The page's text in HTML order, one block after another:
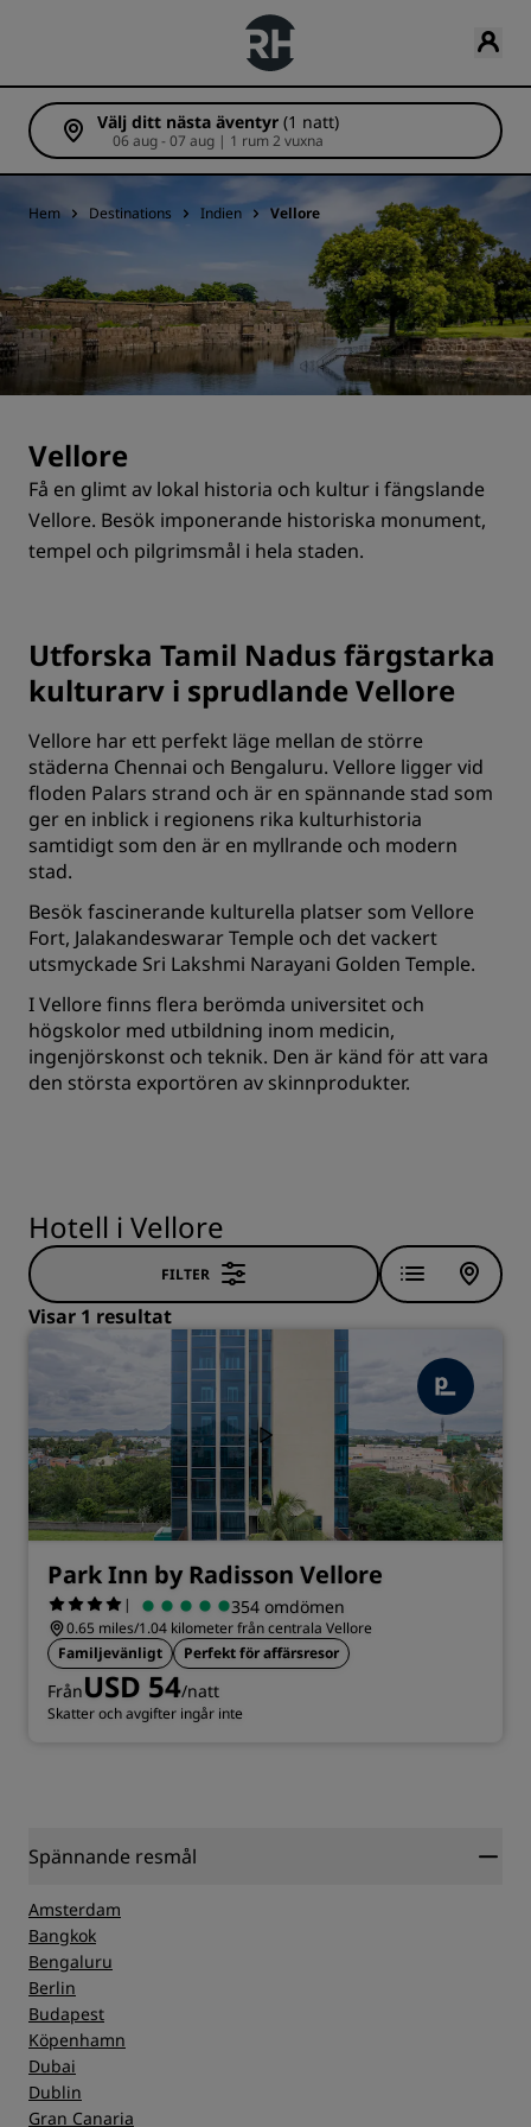
Välj ditt nästa äventyr (1 natt)
06 aug - 07 aug | 1 rum 2 vuxna
Hem Destinations Indien Vellore
Vellore
Få en glimt av lokal historia och kultur i fängslande
Vellore. Besök imponerande historiska monument,
tempel och pilgrimsmål i hela staden.
Utforska Tamil Nadus färgstarka
kulturarv i sprudlande Vellore
Vellore har ett perfekt läge mellan de större
städerna Chennai och Bengaluru. Vellore ligger vid
floden Palars strand och är en spännande stad som
ger en inblick i regionens rika kulturhistoria
samtidigt som den är en myllrande och modern
stad.
Besök fascinerande kulturella platser som Vellore
Fort, Jalakandeswarar Temple och det vackert
utsmyckade Sri Lakshmi Narayani Golden Temple.
I Vellore finns flera berömda universitet och
högskolor med utbildning inom medicin,
ingenjörskonst och teknik. Den är känd för att vara
den största exportören av skinnprodukter.
Hotell i Vellore
FILTER
Visar 1 resultat
Park Inn by Radisson Vellore
| 354 omdömen
0.65 miles/1.04 kilometer från centrala Vellore
Familjevänligt
Perfekt för affärsresor
FrånUSD 54/natt
Skatter och avgifter ingår inte
Spännande resmål
Amsterdam
Bangkok
Bengaluru
Berlin
Budapest
Köpenhamn
Dubai
Dublin
Gran Canaria